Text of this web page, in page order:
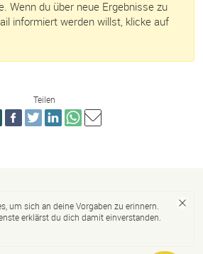
Wenn du über neue Ergebnisse zu
informiert werden willst, klicke auf
Teilen
um sich an deine Vorgaben zu erinnern.
erklärst du dich damit einverstanden.